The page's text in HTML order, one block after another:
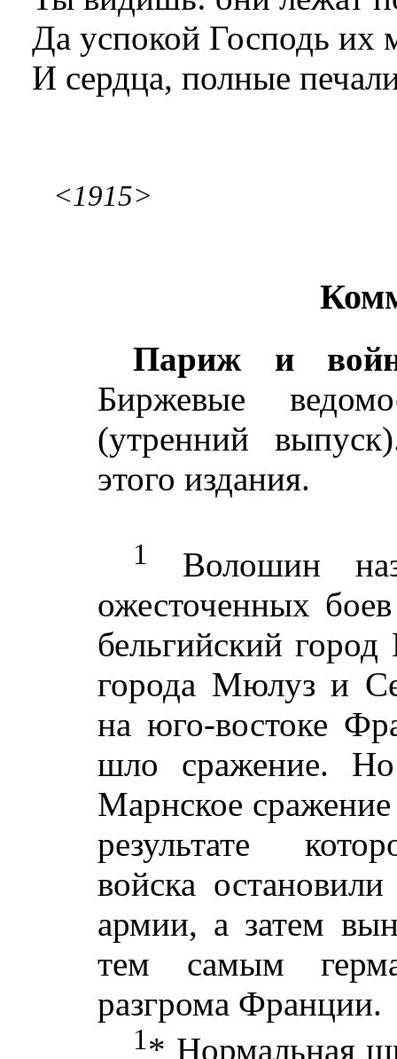
Да успокой Господь их
И сердца, полные
<1915>
Париж и
Биржевые
(утренний
этого издания.
1
Волошин
ожесточенных
бельгийский
города Мюлуз и
на юго-востоке
шло сражение.
Марнское
результате
войска
армии, а затем
тем самым
разгрома Франции.
1* Нормальная